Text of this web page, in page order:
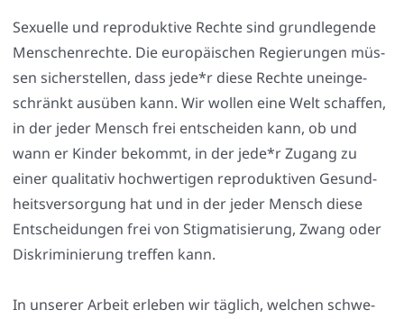
Sexu­el­le und repro­duk­ti­ve Rech­te sind grund­le­gen­de
Men­schen­rech­te. Die euro­päi­schen Regie­run­gen müs­
sen sicher­stel­len, dass jede*r die­se Rech­te unein­ge­
schränkt aus­üben kann. Wir wol­len eine Welt schaf­fen,
in der jeder Mensch frei ent­schei­den kann, ob und
wann er Kin­der bekommt, in der jede*r Zugang zu
einer qua­li­ta­tiv hoch­wer­ti­gen repro­duk­ti­ven Gesund­
heits­ver­sor­gung hat und in der jeder Mensch die­se
Ent­schei­dun­gen frei von Stig­ma­ti­sie­rung, Zwang oder
Dis­kri­mi­nie­rung tref­fen kann.
In unse­rer Arbeit erle­ben wir täg­lich, wel­chen schwe­